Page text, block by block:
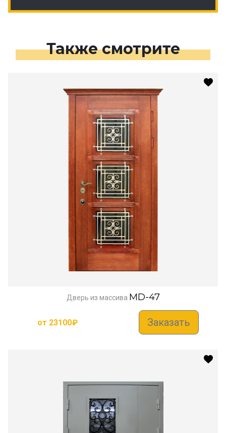
Также смотрите
Дверь из массива MD-47
от 23100₽ Заказать